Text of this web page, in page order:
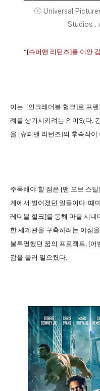
ⓒ Universal
Studios .
“[슈퍼맨 리턴즈]를 이안
이는 [인크레더블 헐크]로 프
례를 상기시키려는 의미였다.
을 [슈퍼맨 리턴즈]의 후속작
주목해야 할 점은 [맨 오브 스
계에서 벌어졌던 일들이다. 때
레더블 헐크]를 통해 마블 시네
한 세계관을 구축하려는 야심
불투명했던 꿈의 프로젝트, [어
감을 불러 일으켰다.